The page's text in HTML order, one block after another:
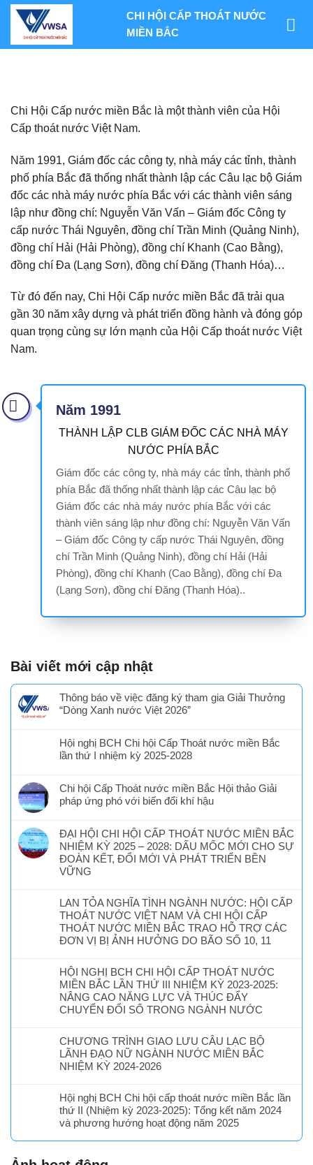
Skip
content
CHI HỘI CẤP THOÁT NƯỚC
MIỀN BẮC
Chi Hội Cấp nước miền Bắc là một thành viên của Hội
Cấp thoát nước Việt Nam.
Năm 1991, Giám đốc các công ty, nhà máy các tỉnh, thành
phố phía Bắc đã thống nhất thành lập các Câu lạc bộ Giám
đốc các nhà máy nước phía Bắc với các thành viên sáng
lập như đồng chí: Nguyễn Văn Vấn – Giám đốc Công ty
cấp nước Thái Nguyên, đồng chí Trần Minh (Quảng Ninh),
đồng chí Hải (Hải Phòng), đồng chí Khanh (Cao Bằng),
đồng chí Đa (Lạng Sơn), đồng chí Đăng (Thanh Hóa)…
Từ đó đến nay, Chi Hội Cấp nước miền Bắc đã trải qua
gần 30 năm xây dựng và phát triển đồng hành và đóng góp
quan trọng cùng sự lớn mạnh của Hội Cấp thoát nước Việt
Nam.
Năm 1991
THÀNH LẬP CLB GIÁM ĐỐC CÁC NHÀ MÁY
NƯỚC PHÍA BẮC
Giám đốc các công ty, nhà máy các tỉnh, thành phố
phía Bắc đã thống nhất thành lập các Câu lạc bộ
Giám đốc các nhà máy nước phía Bắc với các
thành viên sáng lập như đồng chí: Nguyễn Văn Vấn
– Giám đốc Công ty cấp nước Thái Nguyên, đồng
chí Trần Minh (Quảng Ninh), đồng chí Hải (Hải
Phòng), đồng chí Khanh (Cao Bằng), đồng chí Đa
(Lạng Sơn), đồng chí Đăng (Thanh Hóa)..
Bài viết mới cập nhật
Thông báo về việc đăng ký tham gia Giải Thưởng
“Dòng Xanh nước Việt 2026”
Hội nghị BCH Chi hội Cấp Thoát nước miền Bắc
lần thứ I nhiệm kỳ 2025-2028
Chi hội Cấp Thoát nước miền Bắc Hội thảo Giải
pháp ứng phó với biến đổi khí hậu
ĐẠI HỘI CHI HỘI CẤP THOÁT NƯỚC MIỀN BẮC
NHIỆM KỲ 2025 – 2028: DẤU MỐC MỚI CHO SỰ
ĐOÀN KẾT, ĐỔI MỚI VÀ PHÁT TRIỂN BỀN
VỮNG
LAN TỎA NGHĨA TÌNH NGÀNH NƯỚC: HỘI CẤP
THOÁT NƯỚC VIỆT NAM VÀ CHI HỘI CẤP
THOÁT NƯỚC MIỀN BẮC TRAO HỖ TRỢ CÁC
ĐƠN VỊ BỊ ẢNH HƯỞNG DO BÃO SỐ 10, 11
HỘI NGHỊ BCH CHI HỘI CẤP THOÁT NƯỚC
MIỀN BẮC LẦN THỨ III NHIỆM KỲ 2023-2025:
NÂNG CAO NĂNG LỰC VÀ THÚC ĐẨY
CHUYỂN ĐỔI SỐ TRONG NGÀNH NƯỚC
CHƯƠNG TRÌNH GIAO LƯU CÂU LẠC BỘ
LÃNH ĐẠO NỮ NGÀNH NƯỚC MIỀN BẮC
NHIỆM KỲ 2024-2026
Hội nghị BCH Chi hội cấp thoát nước miền Bắc lần
thứ II (Nhiệm kỳ 2023-2025): Tổng kết năm 2024
và phương hướng hoạt động năm 2025